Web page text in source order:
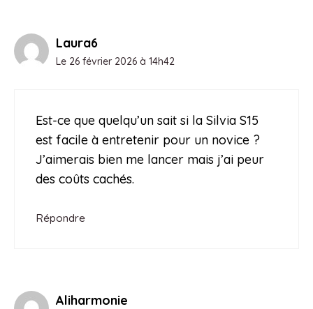
Laura6
Le 26 février 2026 à 14h42
Est-ce que quelqu’un sait si la Silvia S15
est facile à entretenir pour un novice ?
J’aimerais bien me lancer mais j’ai peur
des coûts cachés.
Répondre
Aliharmonie